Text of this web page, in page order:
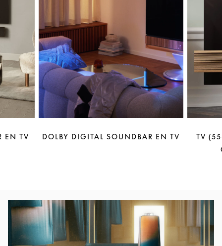
EN TV DOLBY DIGITAL SOUNDBAR EN TV
TV
Afbeelding van evenement